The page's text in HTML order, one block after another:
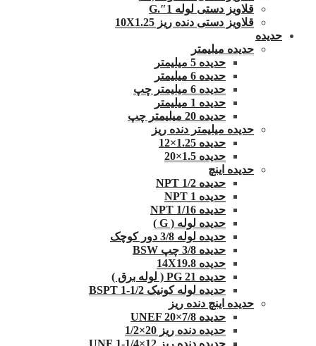
قلاویز دستی لوله 1″.G
قلاویز دستی دنده ریز 10X1.25
حدیده
حدیده میلیمتر
حدیده 5 میلیمتر
حدیده 6 میلیمتر
حدیده 6 میلیمتر چپ
حدیده 1 میلیمتر
حدیده 20 میلیمتر چپ
حدیده میلیمتر دنده ریز
حدیده 1.25×12
حدیده 1.5×20
حدیده اینچ
حدیده 1/2 NPT
حدیده NPT 1
حدیده 1/16 NPT
حدیده لوله ( G )
حدیده لوله 3/8 دور کوچک
حدیده 3/8 چپ BSW
حدیده 14X19.8
حدیده 21 PG ( لوله برق )
حدیده لوله کونیک 1/2-1 BSPT
حدیده اینچ دنده ریز
حدیده UNEF 20×7/8
حدیده دنده ریز 20×1/2
حدیده دنده ریز 12×1/4-1 UNF